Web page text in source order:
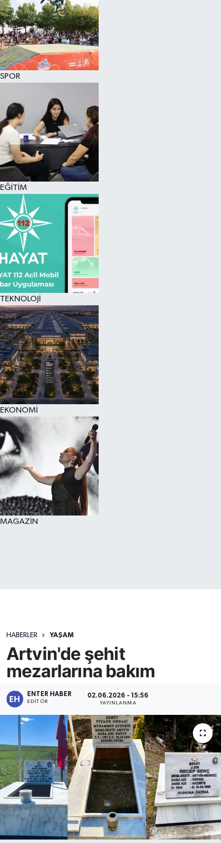
SPOR
EĞİTİM
TEKNOLOJİ
EKONOMİ
MAGAZİN
HABERLER YAŞAM
Artvin'de şehit
mezarlarına bakım
ENTER HABER
EDITÖR
02.06.2026 - 15:56
YAYINLANMA